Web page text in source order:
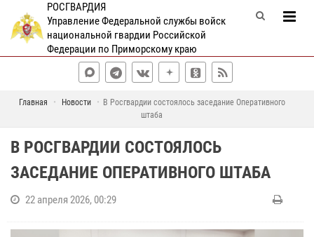
РОСГВАРДИЯ
Управление Федеральной службы войск
национальной гвардии Российской
Федерации по Приморскому краю
Главная Новости
В Росгвардии состоялось заседание Оперативного
штаба
В РОСГВАРДИИ СОСТОЯЛОСЬ
ЗАСЕДАНИЕ ОПЕРАТИВНОГО ШТАБА
22 апреля 2026, 00:29